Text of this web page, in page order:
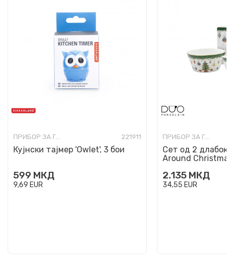
ПРИБОР ЗА ГОТВЕЊЕ, СЕРВИРАЊЕ И ЈАДЕЊЕ 221911
Кујнски тајмер 'Owlet', 3 бои
599 МКД
9,69 EUR
ПРИБОР ЗА ГОТВЕЊЕ, СЕРВИРАЊЕ И ЈАДЕЊЕ
Сет од 2
Around
2.135 МКД
34,55 EUR